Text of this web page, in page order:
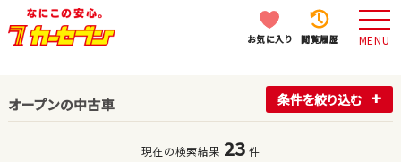
お気に入り 閲覧履歴 MENU
オープンの中古車 条件を絞り込む
現在の検索結果 23 件